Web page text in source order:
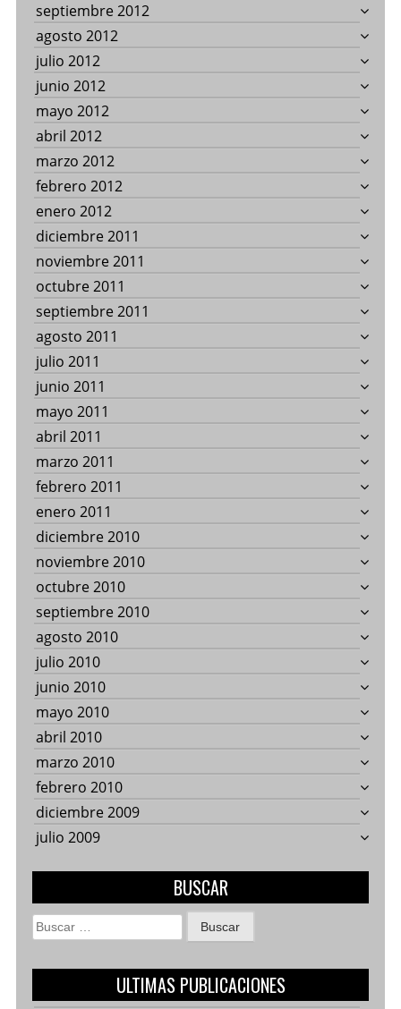
septiembre 2012
agosto 2012
julio 2012
junio 2012
mayo 2012
abril 2012
marzo 2012
febrero 2012
enero 2012
diciembre 2011
noviembre 2011
octubre 2011
septiembre 2011
agosto 2011
julio 2011
junio 2011
mayo 2011
abril 2011
marzo 2011
febrero 2011
enero 2011
diciembre 2010
noviembre 2010
octubre 2010
septiembre 2010
agosto 2010
julio 2010
junio 2010
mayo 2010
abril 2010
marzo 2010
febrero 2010
diciembre 2009
julio 2009
BUSCAR
Buscar:
ULTIMAS PUBLICACIONES